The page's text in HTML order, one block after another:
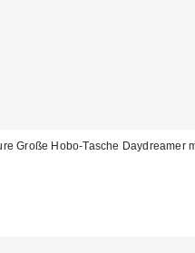
Große Hobo-Tasche Daydreamer